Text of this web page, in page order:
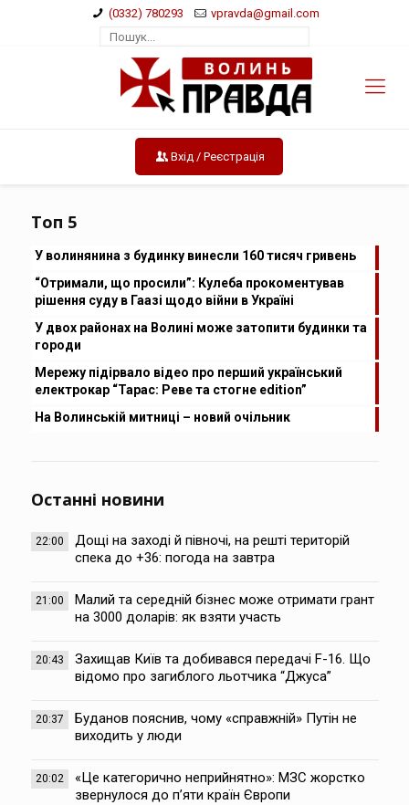
(0332) 780293 vpravda@gmail.com
Вхід / Реєстрація
Топ 5
У волинянина з будинку винесли 160 тисяч гривень
“Отримали, що просили”: Кулеба прокоментував
рішення суду в Гаазі щодо війни в Україні
У двох районах на Волині може затопити будинки та
городи
Мережу підірвало відео про перший український
електрокар “Тарас: Реве та стогне edition”
На Волинській митниці – новий очільник
Останні новини
22:00
Дощі на заході й півночі, на решті територій
спека до +36: погода на завтра
21:00
Малий та середній бізнес може отримати грант
на 3000 доларів: як взяти участь
20:43
Захищав Київ та добивався передачі F-16. Що
відомо про загиблого льотчика “Джуса”
20:37
Буданов пояснив, чому «справжній» Путін не
виходить у люди
20:02
«Це категорично неприйнятно»: МЗС жорстко
звернулося до п’яти країн Європи